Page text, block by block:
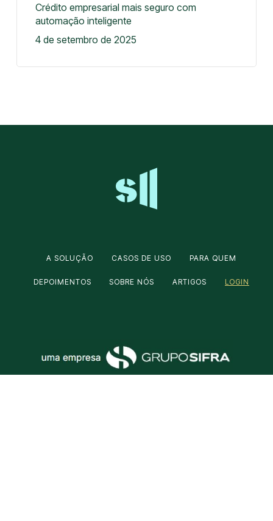
Crédito empresarial mais seguro com
automação inteligente
4 de setembro de 2025
A SOLUÇÃO CASOS DE USO PARA QUEM
DEPOIMENTOS SOBRE NÓS ARTIGOS LOGIN